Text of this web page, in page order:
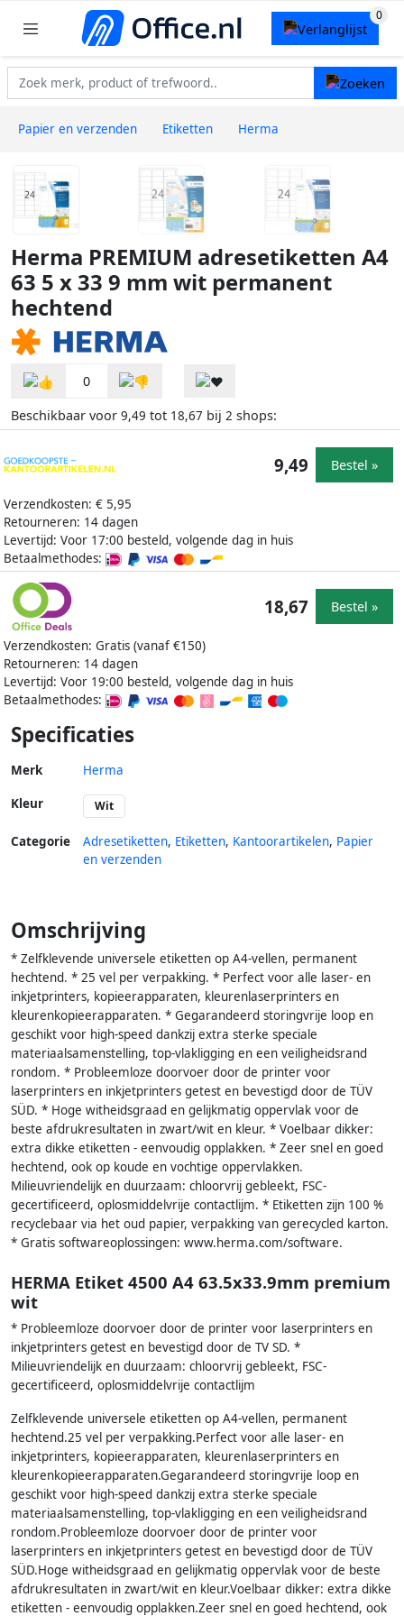
Papier en verzenden Etiketten Herma
Herma PREMIUM adresetiketten A4
63 5 x 33 9 mm wit permanent
hechtend
0
Beschikbaar voor 9,49 tot 18,67 bij 2 shops:
Verzendkosten: € 5,95
Retourneren: 14 dagen
Levertijd: Voor 17:00 besteld, volgende dag in huis
Betaalmethodes:
9,49 Bestel »
Verzendkosten: Gratis (vanaf €150)
Retourneren: 14 dagen
Levertijd: Voor 19:00 besteld, volgende dag in huis
Betaalmethodes:
18,67 Bestel »
Specificaties
Merk Herma
Kleur Wit
Categorie Adresetiketten, Etiketten, Kantoorartikelen, Papier
en verzenden
Omschrijving
* Zelfklevende universele etiketten op A4-vellen, permanent
hechtend. * 25 vel per verpakking. * Perfect voor alle laser- en
inkjetprinters, kopieerapparaten, kleurenlaserprinters en
kleurenkopieerapparaten. * Gegarandeerd storingvrije loop en
geschikt voor high-speed dankzij extra sterke speciale
materiaalsamenstelling, top-vlakligging en een veiligheidsrand
rondom. * Probleemloze doorvoer door de printer voor
laserprinters en inkjetprinters getest en bevestigd door de TÜV
SÜD. * Hoge witheidsgraad en gelijkmatig oppervlak voor de
beste afdrukresultaten in zwart/wit en kleur. * Voelbaar dikker:
extra dikke etiketten - eenvoudig opplakken. * Zeer snel en goed
hechtend, ook op koude en vochtige oppervlakken.
Milieuvriendelijk en duurzaam: chloorvrij gebleekt, FSC-
gecertificeerd, oplosmiddelvrije contactlijm. * Etiketten zijn 100 %
recyclebaar via het oud papier, verpakking van gerecycled karton.
* Gratis softwareoplossingen: www.herma.com/software.
HERMA Etiket 4500 A4 63.5x33.9mm premium
wit
* Probleemloze doorvoer door de printer voor laserprinters en
inkjetprinters getest en bevestigd door de TV SD. *
Milieuvriendelijk en duurzaam: chloorvrij gebleekt, FSC-
gecertificeerd, oplosmiddelvrije contactlijm
Zelfklevende universele etiketten op A4-vellen, permanent
hechtend.25 vel per verpakking.Perfect voor alle laser- en
inkjetprinters, kopieerapparaten, kleurenlaserprinters en
kleurenkopieerapparaten.Gegarandeerd storingvrije loop en
geschikt voor high-speed dankzij extra sterke speciale
materiaalsamenstelling, top-vlakligging en een veiligheidsrand
rondom.Probleemloze doorvoer door de printer voor
laserprinters en inkjetprinters getest en bevestigd door de TÜV
SÜD.Hoge witheidsgraad en gelijkmatig oppervlak voor de beste
afdrukresultaten in zwart/wit en kleur.Voelbaar dikker: extra dikke
etiketten - eenvoudig opplakken.Zeer snel en goed hechtend, ook